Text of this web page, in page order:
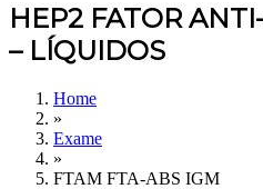
HEP2 FATOR
– LÍQUIDOS
Home
»
Exame
»
FTAM FTA-ABS IGM